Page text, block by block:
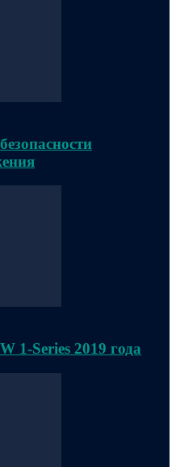
1-Series 2019 года